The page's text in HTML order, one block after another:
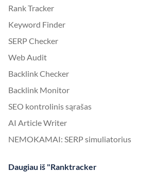
Rank Tracker
Keyword Finder
SERP Checker
Web Audit
Backlink Checker
Backlink Monitor
SEO kontrolinis sąrašas
AI Article Writer
NEMOKAMAI: SERP simuliatorius
Daugiau iš "Ranktracker